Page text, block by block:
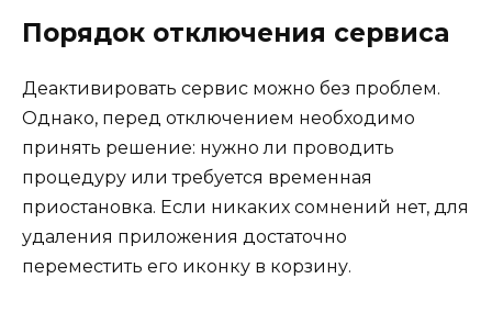
Порядок отключения сервиса
Деактивировать сервис можно без проблем.
Однако, перед отключением необходимо
принять решение: нужно ли проводить
процедуру или требуется временная
приостановка. Если никаких сомнений нет, для
удаления приложения достаточно
переместить его иконку в корзину.